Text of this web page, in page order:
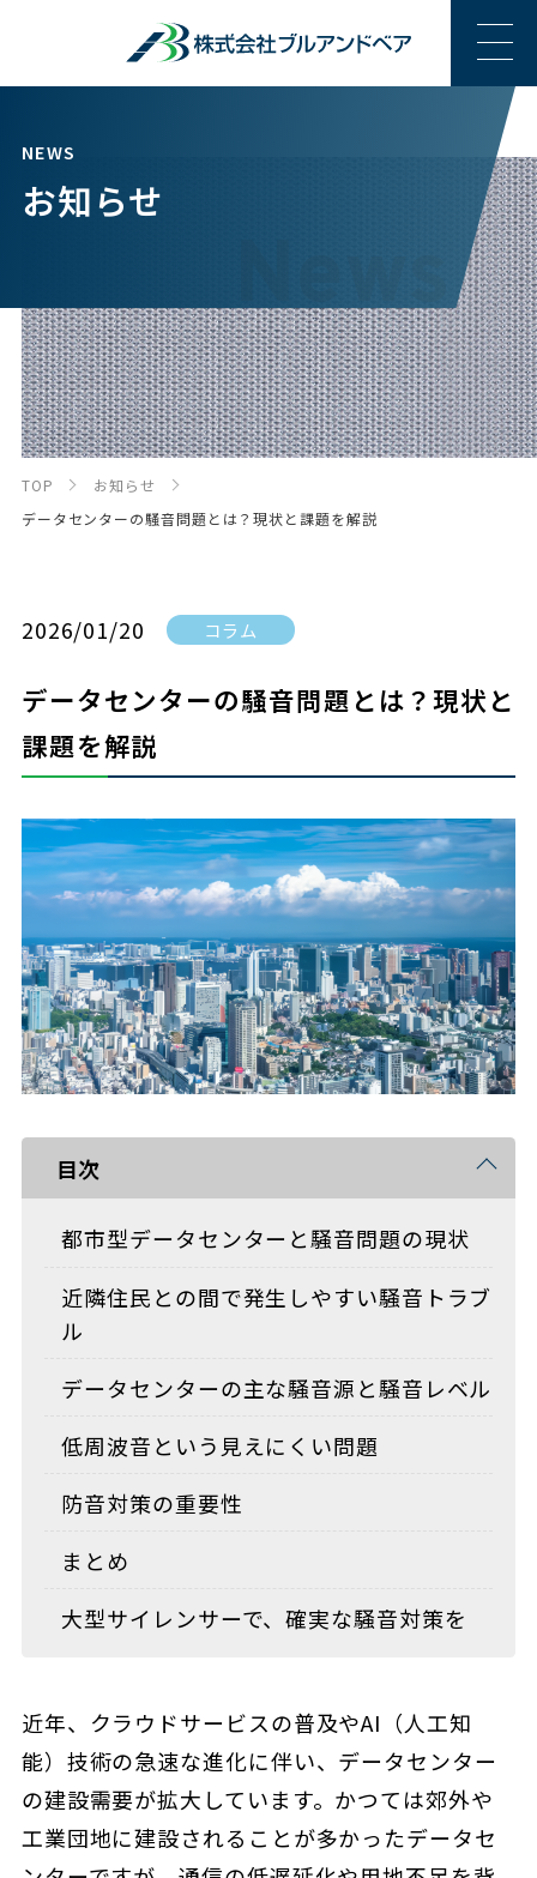
NEWS
お知らせ
TOP
お知らせ
データセンターの騒音問題とは？現状と課題を解説
2026/01/20 コラム
データセンターの騒音問題とは？現状と
課題を解説
目次
都市型データセンターと騒音問題の現状
近隣住民との間で発生しやすい騒音トラブ
ル
データセンターの主な騒音源と騒音レベル
低周波音という見えにくい問題
防音対策の重要性
まとめ
大型サイレンサーで、確実な騒音対策を
近年、クラウドサービスの普及やAI（人工知
能）技術の急速な進化に伴い、データセンター
の建設需要が拡大しています。かつては郊外や
工業団地に建設されることが多かったデータセ